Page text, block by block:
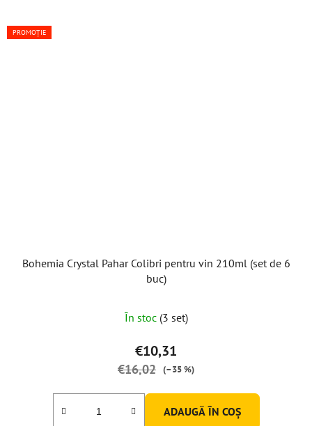
PROMOȚIE
Bohemia Crystal Pahar Colibri pentru vin 210ml (set de 6
buc)
În stoc (3 set)
€10,31
€16,02 (–35 %)
ADAUGĂ ÎN COŞ